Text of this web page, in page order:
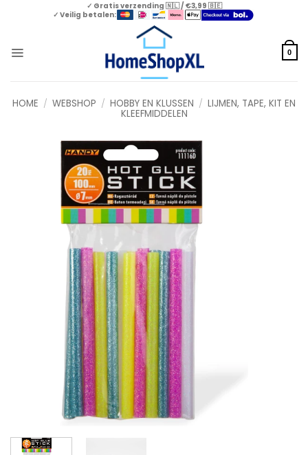
✓ Gratis verzending 🇳🇱 / €3,99 🇧🇪
✓ Veilig betalen:
0
HOME / WEBSHOP / HOBBY EN KLUSSEN / LIJMEN, TAPE, KIT EN
KLEEFMIDDELEN